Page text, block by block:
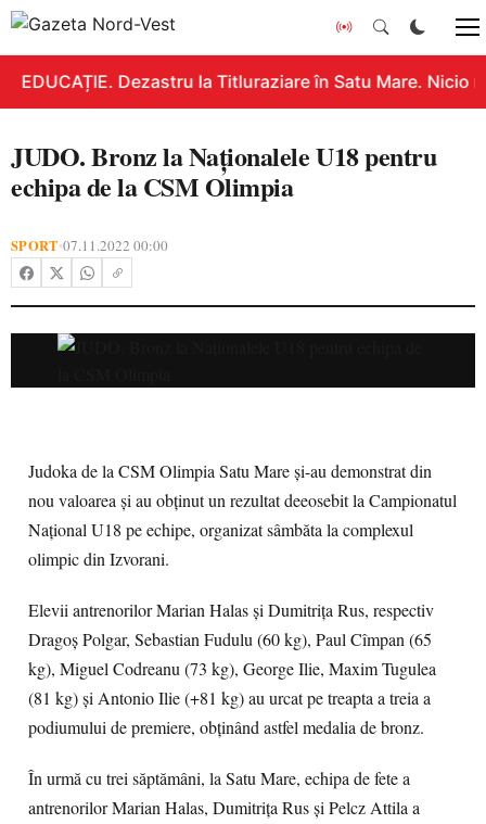
EDUCAȚIE. Dezastru la Titluraziare în Satu Mare. Nicio
JUDO. Bronz la Naționalele U18 pentru
echipa de la CSM Olimpia
SPORT•07.11.2022 00:00
Judoka de la CSM Olimpia Satu Mare și-au demonstrat din
nou valoarea și au obținut un rezultat deeosebit la Campionatul
Național U18 pe echipe, organizat sâmbăta la complexul
olimpic din Izvorani.
Elevii antrenorilor Marian Halas și Dumitrița Rus, respectiv
Dragoș Polgar, Sebastian Fudulu (60 kg), Paul Cîmpan (65
kg), Miguel Codreanu (73 kg), George Ilie, Maxim Tugulea
(81 kg) și Antonio Ilie (+81 kg) au urcat pe treapta a treia a
podiumului de premiere, obținând astfel medalia de bronz.
În urmă cu trei săptămâni, la Satu Mare, echipa de fete a
antrenorilor Marian Halas, Dumitrița Rus și Pelcz Attila a